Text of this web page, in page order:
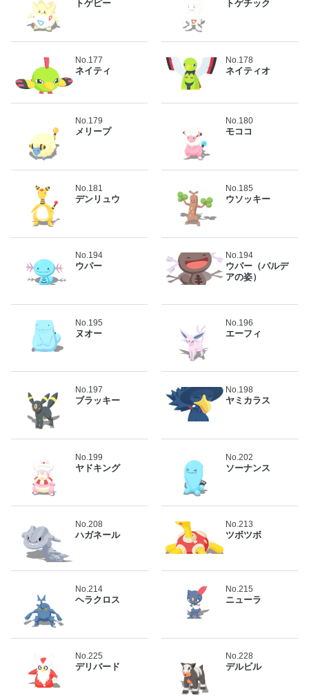
トゲピー トゲチック
No.177
ネイティ
No.178
ネイティオ
No.179
メリープ
No.180
モココ
No.181
デンリュウ
No.185
ウソッキー
No.194
ウパー
No.194
ウパー（パルデ
アの姿）
No.195
ヌオー
No.196
エーフィ
No.197
ブラッキー
No.198
ヤミカラス
No.199
ヤドキング
No.202
ソーナンス
No.208
ハガネール
No.213
ツボツボ
No.214
ヘラクロス
No.215
ニューラ
No.225
デリバード
No.228
デルビル